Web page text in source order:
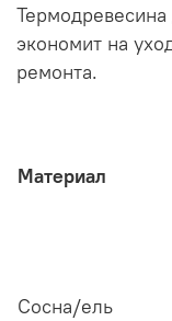
экономит на
ремонта.
Материал
Сосна/ель